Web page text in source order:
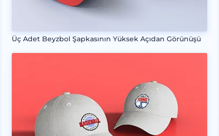
Üç Adet Beyzbol Şapkasının Yüksek Açıdan Görünüşü